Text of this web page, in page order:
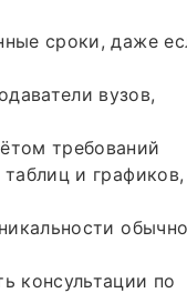
сроки, даже
вузов,
требований
и графиков,
обычно
консультации по